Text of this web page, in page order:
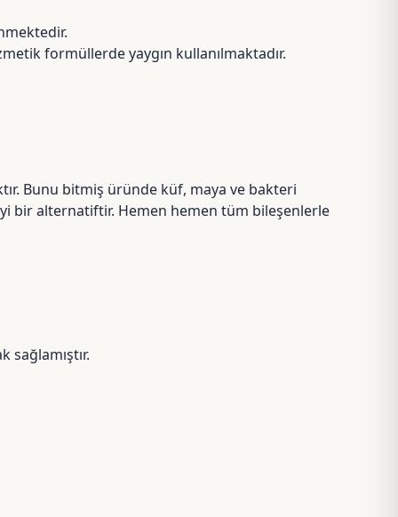
formüllerde yaygın kullanılmaktadır.
Bunu bitmiş üründe küf, maya ve bakteri
bir alternatiftir. Hemen hemen tüm bileşenlerle